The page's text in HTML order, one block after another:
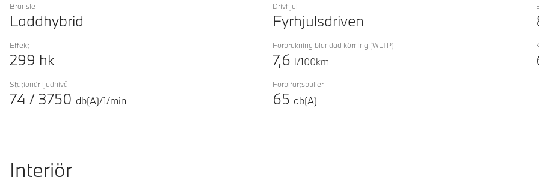
Bränsle
Laddhybrid
Drivhjul
Fyrhjulsdriven
Effekt
299 hk
Förbrukning blandad körning (WLTP)
7,6 l/100km
Stationär ljudnivå
74 / 3750 db(A)/1/min
Förbifartsbuller
65 db(A)
Interiör